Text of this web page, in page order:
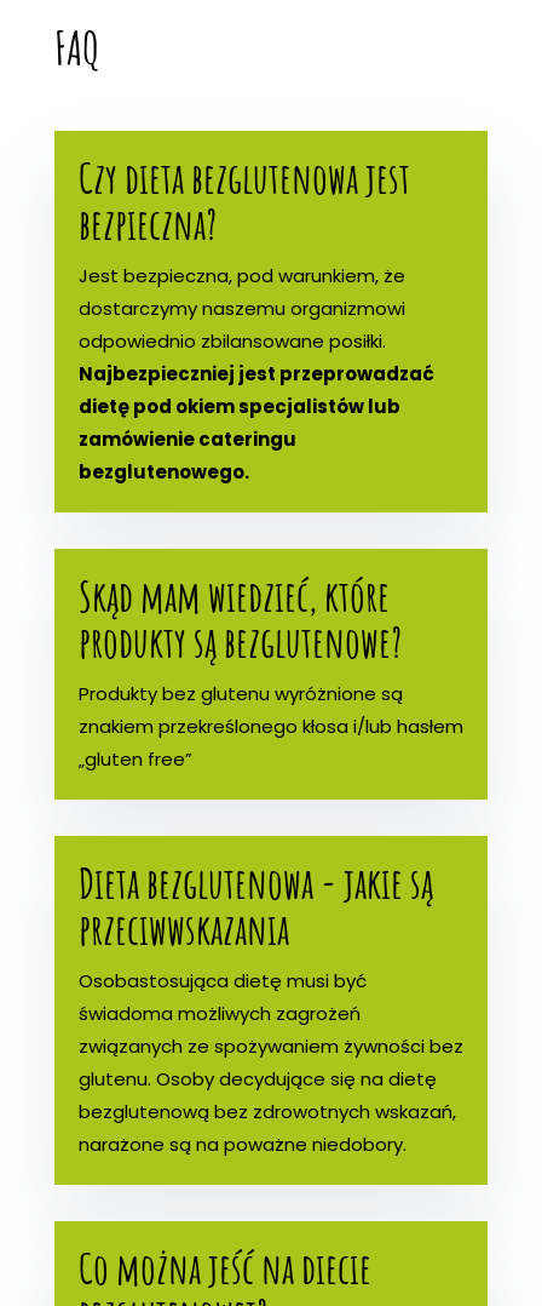
FAQ
Czy dieta bezglutenowa jest
bezpieczna?
Jest bezpieczna, pod warunkiem, że
dostarczymy naszemu organizmowi
odpowiednio zbilansowane posiłki.
Najbezpieczniej jest przeprowadzać
dietę pod okiem specjalistów lub
zamówienie cateringu
bezglutenowego.
Skąd mam wiedzieć, które
produkty są bezglutenowe?
Produkty bez glutenu wyróżnione są
znakiem przekreślonego kłosa i/lub hasłem
„gluten free”
Dieta bezglutenowa - jakie są
przeciwwskazania
Osobastosująca dietę musi być
świadoma możliwych zagrożeń
związanych ze spożywaniem żywności bez
glutenu. Osoby decydujące się na dietę
bezglutenową bez zdrowotnych wskazań,
narażone są na poważne niedobory.
Co można jeść na diecie